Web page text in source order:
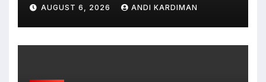
AUGUST 6, 2026 ANDI KARDIMAN